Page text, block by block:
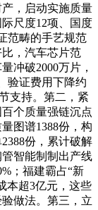
，启动实施质量
尺度12项、国度
范畴的手艺规范
，汽车芯片范
冲破2000万片，
验证费用下降约
支持。第二，紧
个质量强链沉点
图谱1388份，构
份，累计破解
智能制制出产线
；福建霸占“新
本超3亿元，这些
做法。第三，立